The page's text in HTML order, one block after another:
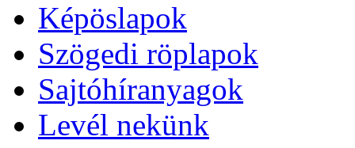
Képöslapok
Szögedi röplapok
Sajtóhíranyagok
Levél nekünk